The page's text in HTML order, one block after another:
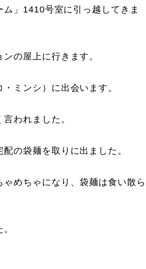
」1410号室に引っ越してきま
の屋上に行きます。
ミンシ）に出会います。
われました。
の袋麺を取りに出ました。
めちゃになり、袋麺は食い散ら